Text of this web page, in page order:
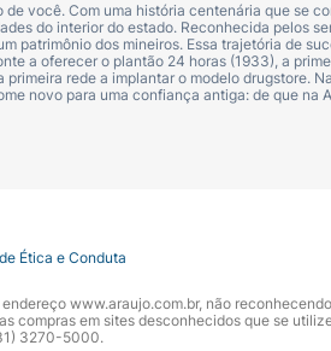
você. Com uma história centenária que se
do interior do estado. Reconhecida pelos
patrimônio dos mineiros. Essa trajetória de
a oferecer o plantão 24 horas (1933), a
rede a implantar o modelo drugstore.
novo para uma confiança antiga: de que
Ética e Conduta
www.araujo.com.br, não
compras em sites desconhecidos que se
3270-5000.